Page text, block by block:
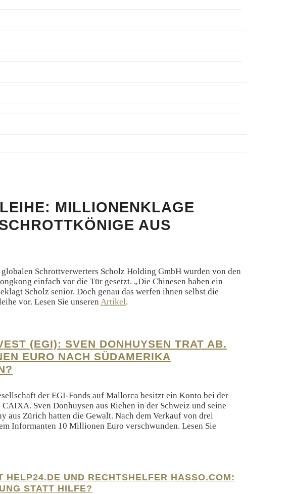
MILLIONENKLAGE
AUS
Schrottverwerters Scholz Holding GmbH wurden von den
einfach vor die Tür gesetzt. „Die Chinesen haben ein
Scholz senior. Doch genau das werfen ihnen selbst die
vor. Lesen Sie unseren Artikel.
(EGI): SVEN DONHUYSEN TRAT AB.
EURO NACH SÜDAMERIKA
der EGI-Fonds auf Mallorca besitzt ein Konto bei der
Sven Donhuysen aus Riehen in der Schweiz und seine
aus Zürich hatten die Gewalt. Nach dem Verkauf von drei
Informanten 10 Millionen Euro verschwunden. Lesen Sie
HELP24.DE UND RECHTSHELFER HASSO.COM:
STATT HILFE?